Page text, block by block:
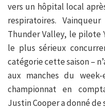
vers un hôpital local
respiratoires.
Thunder Valley, le pilote
le plus sérieux
catégorie cette saison –
aux manches du
championnat en
Justin Cooper a donné de